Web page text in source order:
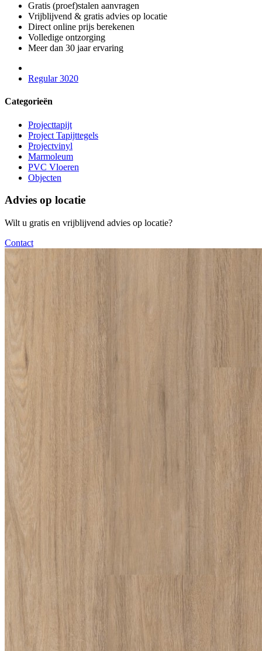
Gratis (proef)stalen aanvragen
Vrijblijvend & gratis advies op locatie
Direct online prijs berekenen
Volledige ontzorging
Meer dan 30 jaar ervaring
Regular 3020
Categorieën
Projecttapijt
Project Tapijttegels
Projectvinyl
Marmoleum
PVC Vloeren
Objecten
Advies op locatie
Wilt u gratis en vrijblijvend advies op locatie?
Contact